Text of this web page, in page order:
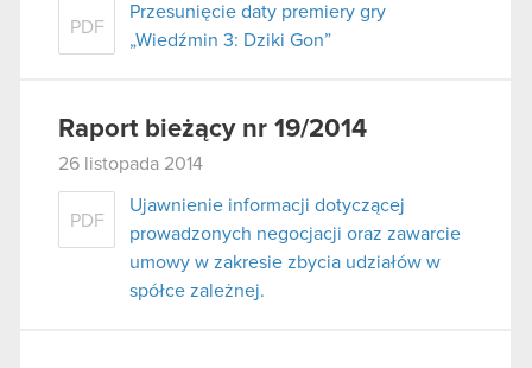
PDF
Przesunięcie daty premiery gry
„Wiedźmin 3: Dziki Gon”
Raport bieżący nr 19/2014
26 listopada 2014
PDF
Ujawnienie informacji dotyczącej
prowadzonych negocjacji oraz zawarcie
umowy w zakresie zbycia udziałów w
spółce zależnej.